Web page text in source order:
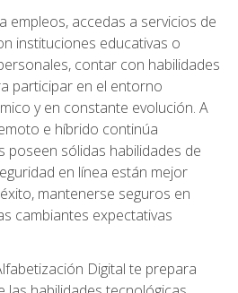
empleos, accedas a servicios de
instituciones educativas o
contar con habilidades
participar en el entorno
y en constante evolución. A
e híbrido continúa
poseen sólidas habilidades de
en línea están mejor
mantenerse seguros en
cambiantes expectativas
Digital te prepara